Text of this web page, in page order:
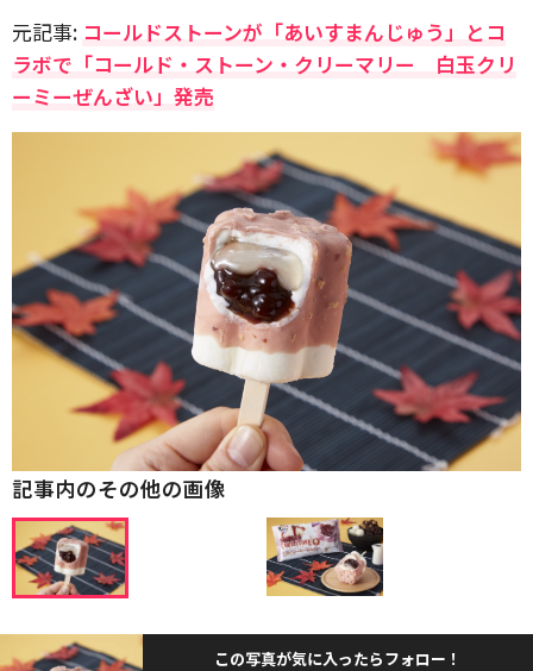
元記事: コールドストーンが「あいすまんじゅう」とコ
ラボで「コールド・ストーン・クリーマリー 白玉クリ
ーミーぜんざい」発売
記事内のその他の画像
この写真が気に入ったらフォロー！